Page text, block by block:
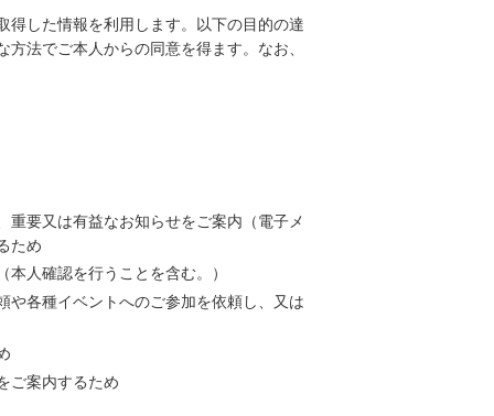
得した情報を利用します。以下の⽬的の達
法でご本人からの同意を得ます。なお、
重要又は有益なお知らせをご案内（電子メ
ため
人確認を行うことを含む。）
や各種イベントへのご参加を依頼し、又は
ご案内するため